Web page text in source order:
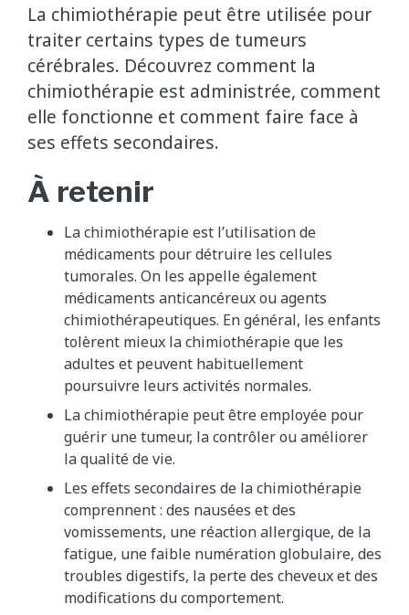
La chimiothérapie peut être utilisée pour
traiter certains types de tumeurs
cérébrales. Découvrez comment la
chimiothérapie est administrée, comment
elle fonctionne et comment faire face à
ses effets secondaires.
À retenir
La chimiothérapie est l’utilisation de
médicaments pour détruire les cellules
tumorales. On les appelle également
médicaments anticancéreux ou agents
chimiothérapeutiques. En général, les enfants
tolèrent mieux la chimiothérapie que les
adultes et peuvent habituellement
poursuivre leurs activités normales.
La chimiothérapie peut être employée pour
guérir une tumeur, la contrôler ou améliorer
la qualité de vie.
Les effets secondaires de la chimiothérapie
comprennent : des nausées et des
vomissements, une réaction allergique, de la
fatigue, une faible numération globulaire, des
troubles digestifs, la perte des cheveux et des
modifications du comportement.